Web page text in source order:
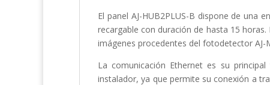
El panel AJ-HUB2PLUS-B dispone de una
recargable con duración de hasta 15
imágenes procedentes del fotodetector AJ-
La comunicación Ethernet es su
instalador, ya que permite su conexión a